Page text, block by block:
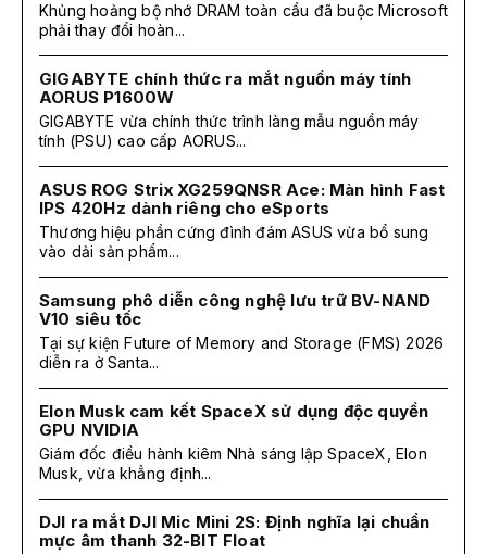
Khủng hoảng bộ nhớ DRAM toàn cầu đã buộc Microsoft
phải thay đổi hoàn...
GIGABYTE chính thức ra mắt nguồn máy tính
AORUS P1600W
GIGABYTE vừa chính thức trình làng mẫu nguồn máy
tính (PSU) cao cấp AORUS...
ASUS ROG Strix XG259QNSR Ace: Màn hình Fast
IPS 420Hz dành riêng cho eSports
Thương hiệu phần cứng đình đám ASUS vừa bổ sung
vào dải sản phẩm...
Samsung phô diễn công nghệ lưu trữ BV-NAND
V10 siêu tốc
Tại sự kiện Future of Memory and Storage (FMS) 2026
diễn ra ở Santa...
Elon Musk cam kết SpaceX sử dụng độc quyền
GPU NVIDIA
Giám đốc điều hành kiêm Nhà sáng lập SpaceX, Elon
Musk, vừa khẳng định...
DJI ra mắt DJI Mic Mini 2S: Định nghĩa lại chuẩn
mực âm thanh 32-BIT Float